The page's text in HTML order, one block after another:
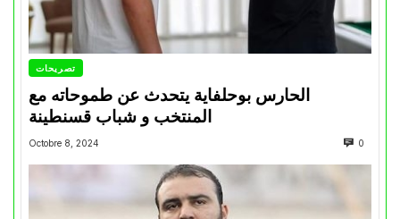
تصريحات
الحارس بوحلفاية يتحدث عن طموحاته مع
المنتخب و شباب قسنطينة
Octobre 8, 2024 0